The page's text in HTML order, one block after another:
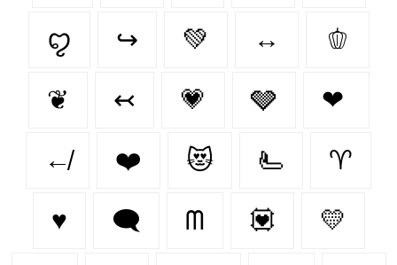
ꨄ ↪ 💚 ↔ 🫑
❦ ↢ 💗 🩶 ❤
↚ ❤️ 😻 🫷 ♈︎
♥️ 🗨 ᗰ 💟 💛